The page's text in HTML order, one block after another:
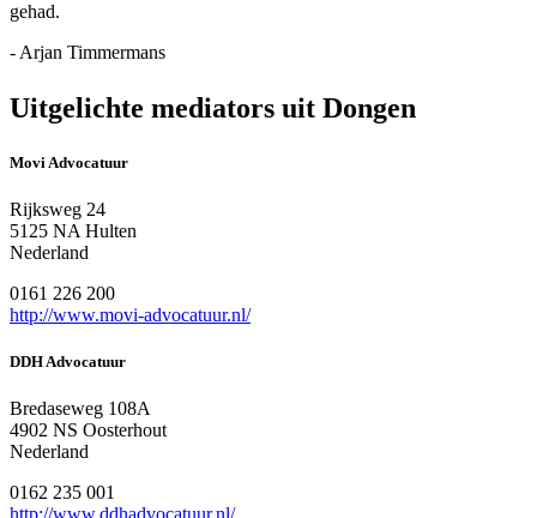
gehad.
- Arjan Timmermans
Uitgelichte mediators uit Dongen
Movi Advocatuur
Rijksweg 24
5125 NA Hulten
Nederland
0161 226 200
http://www.movi-advocatuur.nl/
DDH Advocatuur
Bredaseweg 108A
4902 NS Oosterhout
Nederland
0162 235 001